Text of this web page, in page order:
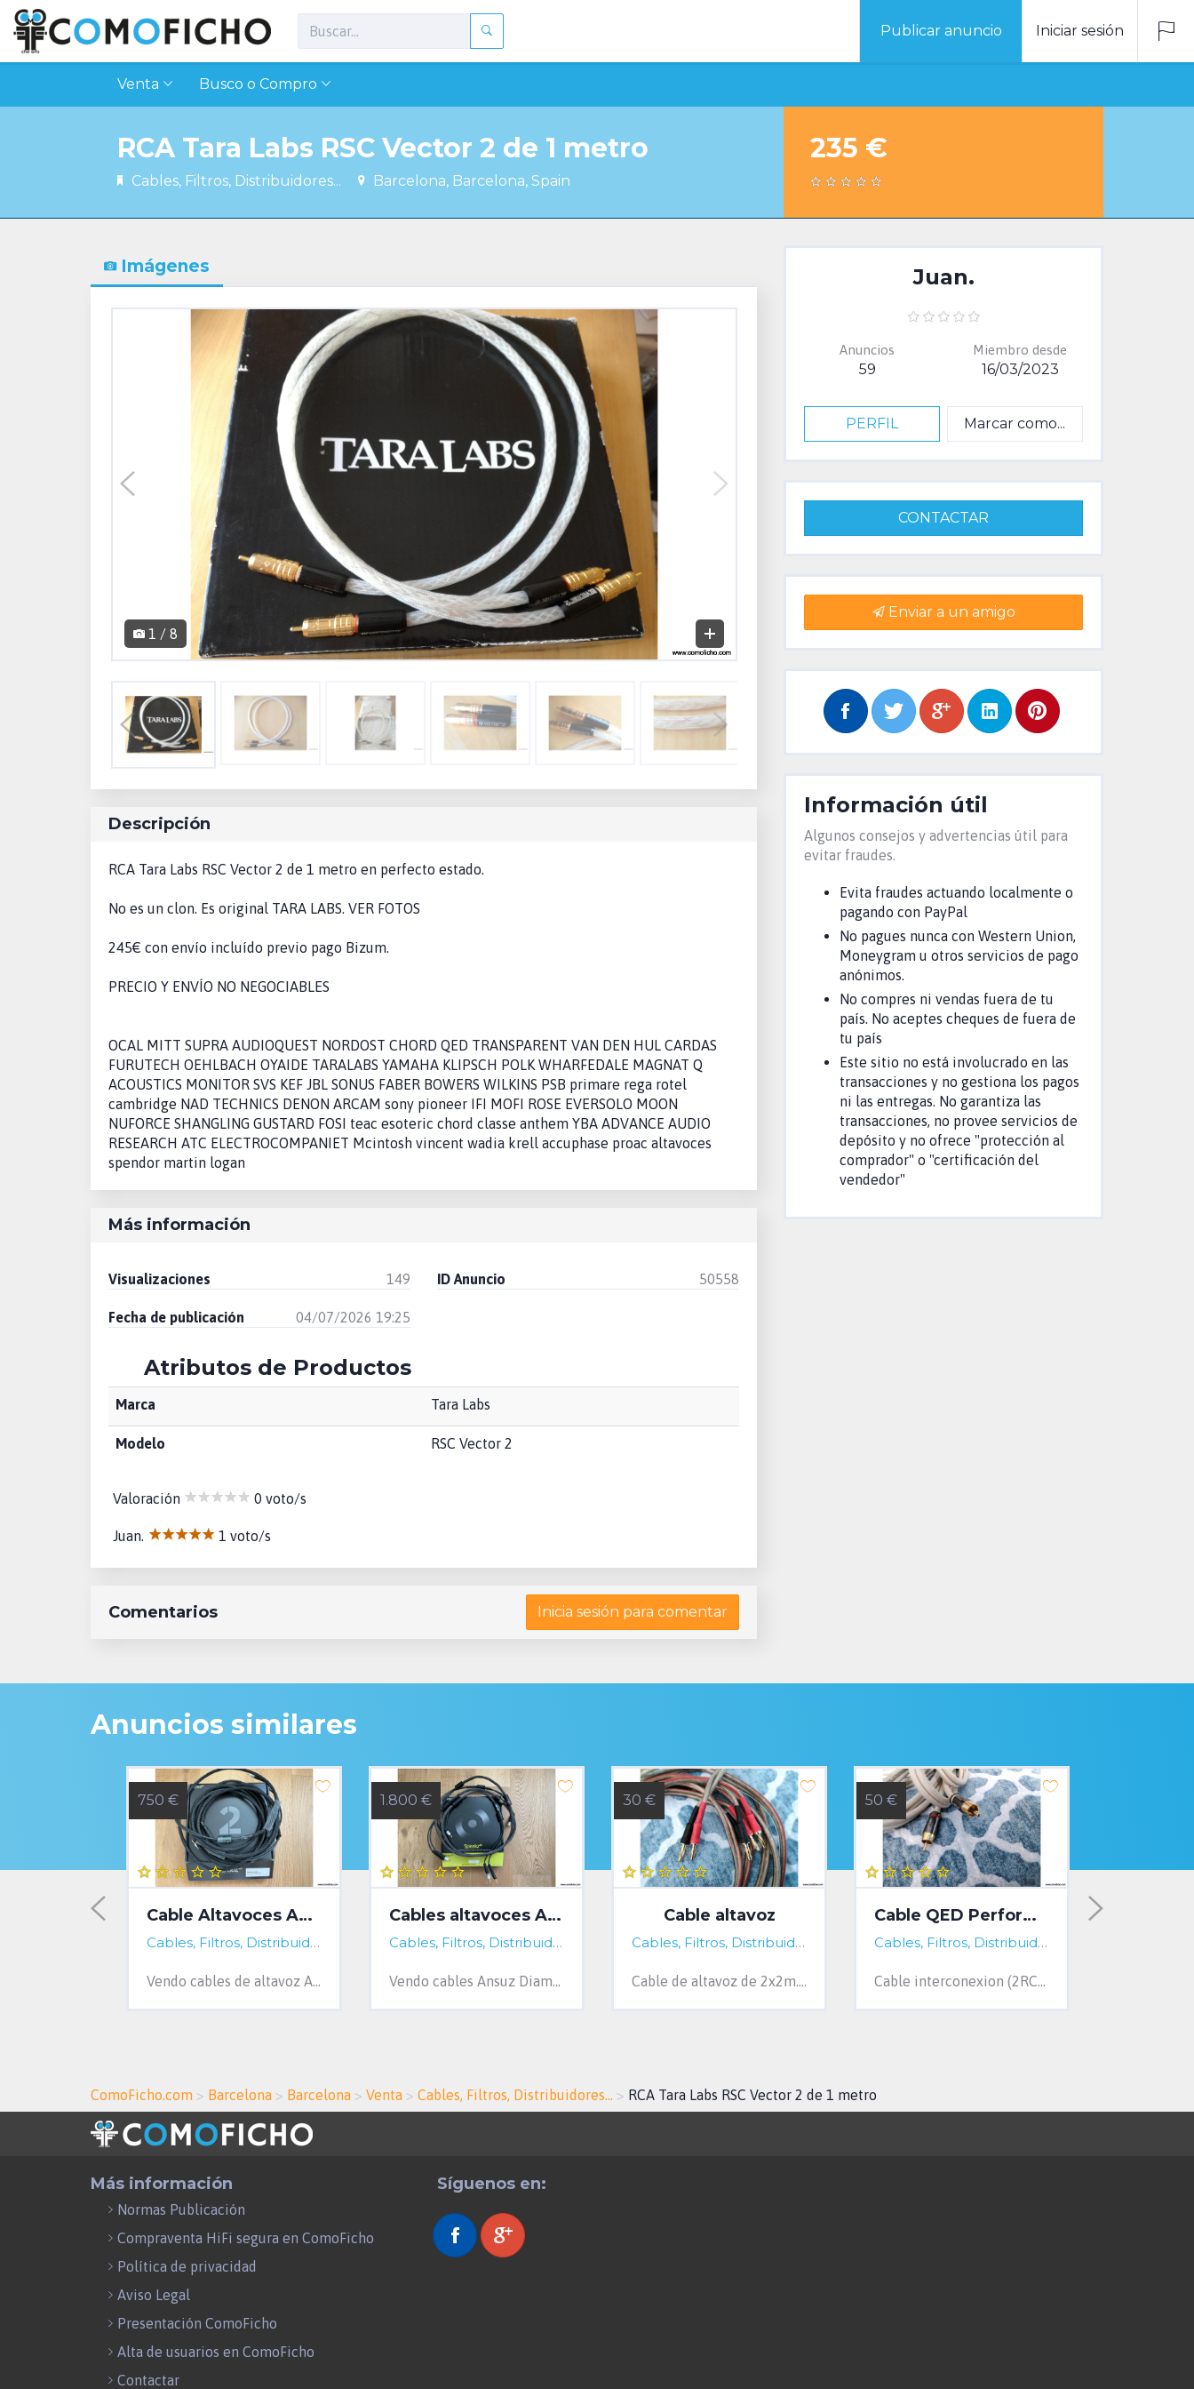
Publicar anuncio Iniciar sesión
Venta Busco o Compro
RCA Tara Labs RSC Vector 2 de 1 metro
Cables, Filtros, Distribuidores... Barcelona, Barcelona, Spain
235 €
Imágenes
1 / 8
Juan.
Anuncios
59
Miembro desde
16/03/2023
PERFIL Marcar como...
CONTACTAR
Enviar a un amigo
Información útil
Algunos consejos y advertencias útil para
evitar fraudes.
Evita fraudes actuando localmente o
pagando con PayPal
No pagues nunca con Western Union,
Moneygram u otros servicios de pago
anónimos.
No compres ni vendas fuera de tu
país. No aceptes cheques de fuera de
tu país
Este sitio no está involucrado en las
transacciones y no gestiona los pagos
ni las entregas. No garantiza las
transacciones, no provee servicios de
depósito y no ofrece "protección al
comprador" o "certificación del
vendedor"
Descripción
RCA Tara Labs RSC Vector 2 de 1 metro en perfecto estado.
No es un clon. Es original TARA LABS. VER FOTOS
245€ con envío incluído previo pago Bizum.
PRECIO Y ENVÍO NO NEGOCIABLES
OCAL MITT SUPRA AUDIOQUEST NORDOST CHORD QED TRANSPARENT VAN DEN HUL CARDAS
FURUTECH OEHLBACH OYAIDE TARALABS YAMAHA KLIPSCH POLK WHARFEDALE MAGNAT Q
ACOUSTICS MONITOR SVS KEF JBL SONUS FABER BOWERS WILKINS PSB primare rega rotel
cambridge NAD TECHNICS DENON ARCAM sony pioneer IFI MOFI ROSE EVERSOLO MOON
NUFORCE SHANGLING GUSTARD FOSI teac esoteric chord classe anthem YBA ADVANCE AUDIO
RESEARCH ATC ELECTROCOMPANIET Mcintosh vincent wadia krell accuphase proac altavoces
spendor martin logan
Más información
Visualizaciones 149 ID Anuncio 50558
Fecha de publicación 04/07/2026 19:25
Atributos de Productos
Marca Tara Labs
Modelo RSC Vector 2
Valoración 0 voto/s
Juan. 1 voto/s
Inicia sesión para comentar
Comentarios
Anuncios similares
Barcelona, Barcelona, Spain
750 €
Cable Altavoces Ansuz Aluminium 4 mts
Cables, Filtros, Distribuidores... A Coruña, Spain
Vendo cables de altavoz Ansuz Aluminium de 4 metros de longitud y terminaciones en banana. En perfecto estado y con sus embalajes originales...
1.800 €
Cables altavoces Ansuz Diamond
Cables, Filtros, Distribuidores... A Coruña, Spain
Vendo cables Ansuz Diamond, absoluta referencia danesa. 2 metros de longitud y terminados en banana. En perfecto estado y con sus embalajes ...
30 €
Cable altavoz
Cables, Filtros, Distribuidores... Cantabria, Spain
Cable de altavoz de 2x2m. 4 mm de sección. OFC. Terminación bananas. Made in Germany. Sin uso.
50 €
Cable QED Performance
Cables, Filtros, Distribuidores...
Cable interconexion (2RCA/2RCA) QED Performance audio grafiti. Trenzado cobre OFC 99,999 % para cada canal. 5m .Precio actual: 150€.
ComoFicho.com > Barcelona > Barcelona > Venta > Cables, Filtros, Distribuidores... > RCA Tara Labs RSC Vector 2 de 1 metro
Más información
Normas Publicación
Compraventa HiFi segura en ComoFicho
Política de privacidad
Aviso Legal
Presentación ComoFicho
Alta de usuarios en ComoFicho
Contactar
Síguenos en: